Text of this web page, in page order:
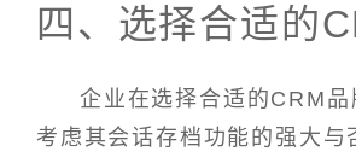
四、选择合适的
企业在选择合适的CRM品
考虑其会话存档功能的强大与